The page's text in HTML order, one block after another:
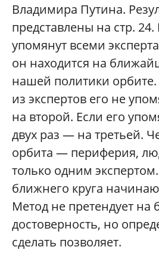
Владимира Путина.
представлены на стр. 24.
упомянут всеми
он находится на
нашей политики
из экспертов его не
на второй. Если его
двух раз — на третьей.
орбита — периферия,
только одним
ближнего круга
Метод не претендует на
достоверность, но
сделать позволяет.